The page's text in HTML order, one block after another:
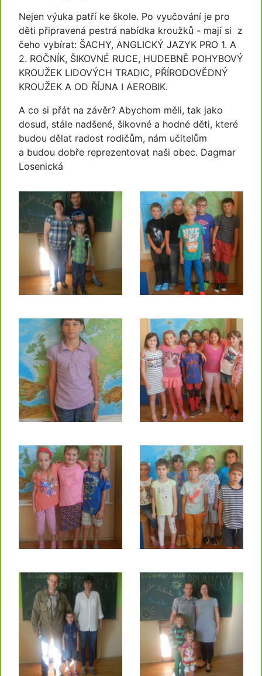
Nejen výuka patří ke škole. Po vyučování je pro
děti připravená pestrá nabídka kroužků - mají si z
čeho vybírat: ŠACHY, ANGLICKÝ JAZYK PRO 1. A
2. ROČNÍK, ŠIKOVNÉ RUCE, HUDEBNĚ POHYBOVÝ
KROUŽEK LIDOVÝCH TRADIC, PŘÍRODOVĚDNÝ
KROUŽEK A OD ŘÍJNA I AEROBIK.
A co si přát na závěr? Abychom měli, tak jako
dosud, stále nadšené, šikovné a hodné děti, které
budou dělat radost rodičům, nám učitelům
a budou dobře reprezentovat naši obec. Dagmar
Losenická